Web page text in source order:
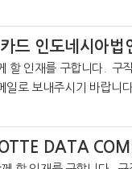
통해 더 많은 취업정보
드 인도네시아법
할 인재를 구합니다. 구
일로 보내주시기 바랍
통해 더 많은 취업정보
DATA